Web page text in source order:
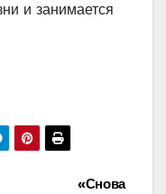
и занимается
«Снова